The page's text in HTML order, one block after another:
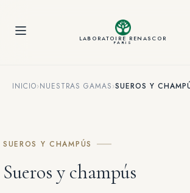
LABORATOIRE RENASCOR
PARIS
INICIO›NUESTRAS GAMAS›SUEROS Y
SUEROS Y CHAMPÚS
Sueros y champús